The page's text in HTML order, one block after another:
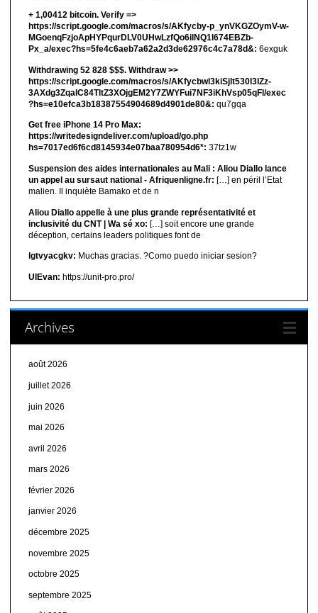
+ 1,00412 bitсоin. Verify =>
https://script.google.com/macros/s/AKfycby-p_ynVKGZOymV-w-
MGoenqFzjoApHYPqurDLV0UHwLzfQo6ilNQ1l674EBZb-
Px_a/exec?hs=5fe4c6aeb7a62a2d3de62976c4c7a78d&: 6exguk
Withdrawing 52 828 $$$. Withdrаw >>
https://script.google.com/macros/s/AKfycbwl3kiSjlt530I3lZz-
3AXdg3ZqalC84TltZ3XOjgEM2Y7ZWYFui7NF3iKhVsp05qFl/exec
?hs=e10efca3b18387554904689d4901de80&: qu7gqa
Get free iPhone 14 Pro Max:
https://writedesigndeliver.com/upload/go.php
hs=7017ed6f6cd8145934e07baa780954d6*: 37tz1w
Suspension des aides internationales au Mali : Aliou Diallo lance
un appel au sursaut national - Afriquenligne.fr: […] en péril l’Etat
malien. Il inquiète Bamako et de n
Aliou Diallo appelle à une plus grande représentativité et
inclusivité du CNT | Wa sé xo: […] soit encore une grande
déception, certains leaders politiques font de
lgtvyacgkv: Muchas gracias. ?Como puedo iniciar sesion?
UIEvan: https://unit-pro.pro/
Archives
août 2026
juillet 2026
juin 2026
mai 2026
avril 2026
mars 2026
février 2026
janvier 2026
décembre 2025
novembre 2025
octobre 2025
septembre 2025